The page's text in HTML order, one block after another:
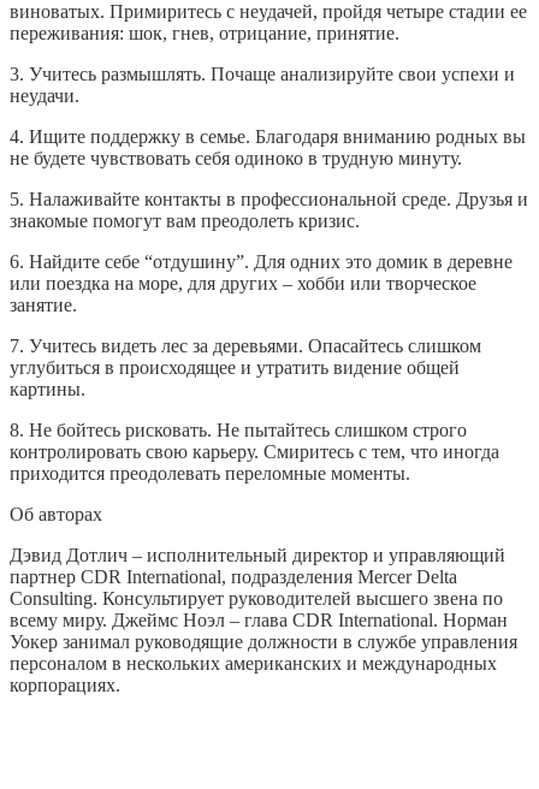
виноватых. Примиритесь с неудачей, пройдя четыре стадии ее
переживания: шок, гнев, отрицание, принятие.
3. Учитесь размышлять. Почаще анализируйте свои успехи и
неудачи.
4. Ищите поддержку в семье. Благодаря вниманию родных вы
не будете чувствовать себя одиноко в трудную минуту.
5. Налаживайте контакты в профессиональной среде. Друзья и
знакомые помогут вам преодолеть кризис.
6. Найдите себе “отдушину”. Для одних это домик в деревне
или поездка на море, для других – хобби или творческое
занятие.
7. Учитесь видеть лес за деревьями. Опасайтесь слишком
углубиться в происходящее и утратить видение общей
картины.
8. Не бойтесь рисковать. Не пытайтесь слишком строго
контролировать свою карьеру. Смиритесь с тем, что иногда
приходится преодолевать переломные моменты.
Об авторах
Дэвид Дотлич – исполнительный директор и управляющий
партнер CDR International, подразделения Mercer Delta
Consulting. Консультирует руководителей высшего звена по
всему миру. Джеймс Ноэл – глава CDR International. Норман
Уокер занимал руководящие должности в службе управления
персоналом в нескольких американских и международных
корпорациях.